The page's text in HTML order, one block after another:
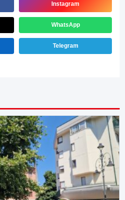
Instagram
WhatsApp
Telegram